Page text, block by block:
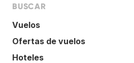
BUSCAR
Vuelos
Ofertas de vuelos
Hoteles